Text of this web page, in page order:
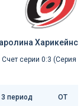
Харикейнс
серии 0:3 (Серия
3 период ОТ